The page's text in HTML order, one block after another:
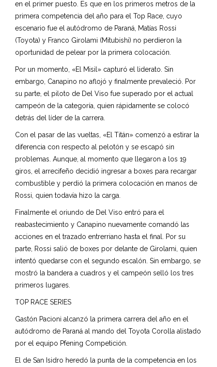
en el primer puesto. Es que en los primeros metros de la
primera competencia del año para el Top Race, cuyo
escenario fue el autódromo de Paraná, Matías Rossi
(Toyota) y Franco Girolami (Mitubishi) no perdieron la
oportunidad de pelear por la primera colocación.
Por un momento, «El Misil» capturó el liderato. Sin
embargo, Canapino no aflojó y finalmente prevaleció. Por
su parte, el piloto de Del Viso fue superado por el actual
campeón de la categoría, quien rápidamente se colocó
detrás del líder de la carrera.
Con el pasar de las vueltas, «El Titán» comenzó a estirar la
diferencia con respecto al pelotón y se escapó sin
problemas. Aunque, al momento que llegaron a los 19
giros, el arrecifeño decidió ingresar a boxes para recargar
combustible y perdió la primera colocación en manos de
Rossi, quien todavía hizo la carga.
Finalmente el oriundo de Del Viso entró para el
reabastecimiento y Canapino nuevamente comandó las
acciones en el trazado entrerriano hasta el final. Por su
parte, Rossi salió de boxes por delante de Girolami, quien
intentó quedarse con el segundo escalón. Sin embargo, se
mostró la bandera a cuadros y el campeón selló los tres
primeros lugares.
TOP RACE SERIES
Gastón Pacioni alcanzó la primera carrera del año en el
autódromo de Paraná al mando del Toyota Corolla alistado
por el equipo Pfening Competición.
El de San Isidro heredó la punta de la competencia en los